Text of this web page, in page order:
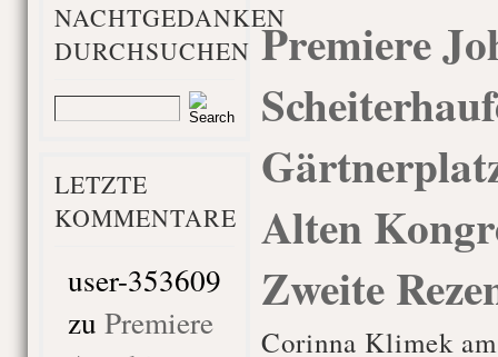
NACHTGEDANKEN
DURCHSUCHEN
LETZTE
KOMMENTARE
user-353609
zu Premiere
Premiere
Alten
Zweite
Corinna Klimek